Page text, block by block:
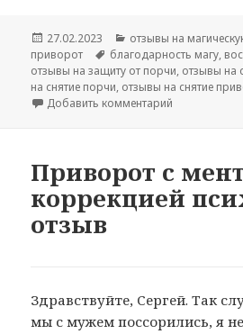
Опубликовано
27.02.2023 Рубрики
отзывы на
приворот
Метки
благодарность магу,
отзывы на защиту от порчи, отзывы на
на снятие порчи, отзывы на снятие
Добавить комментарий
Приворот с
коррекцией
отзыв
Здравствуйте, Сергей. Так
мы с мужем поссорились, я